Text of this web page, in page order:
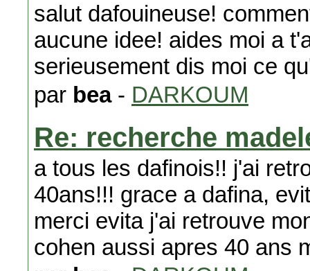
salut dafouineuse!
aucune idee! aides moi a
serieusement dis moi ce
par bea- DARKOUM
Re: recherche
a tous les dafinois!! j'ai
40ans!!! grace a dafina,
merci evita j'ai retrouve
cohen aussi apres 40 ans